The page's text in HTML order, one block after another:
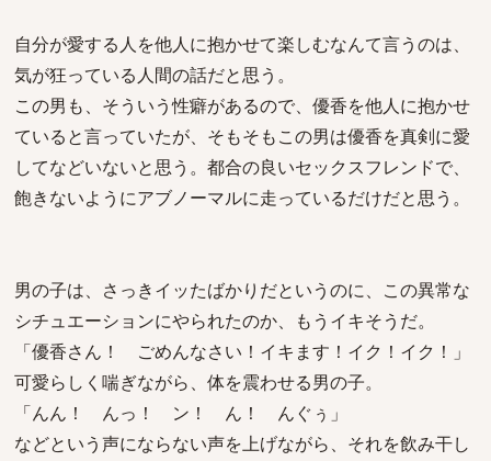
自分が愛する人を他人に抱かせて楽しむなんて言うのは、
気が狂っている人間の話だと思う。
この男も、そういう性癖があるので、優香を他人に抱かせ
ていると言っていたが、そもそもこの男は優香を真剣に愛
してなどいないと思う。都合の良いセックスフレンドで、
飽きないようにアブノーマルに走っているだけだと思う。
男の子は、さっきイッたばかりだというのに、この異常な
シチュエーションにやられたのか、もうイキそうだ。
「優香さん！ ごめんなさい！イキます！イク！イク！」
可愛らしく喘ぎながら、体を震わせる男の子。
「んん！ んっ！ ン！ ん！ んぐぅ」
などという声にならない声を上げながら、それを飲み干し